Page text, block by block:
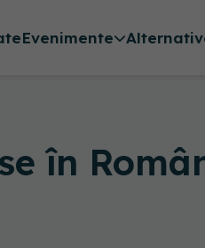
Evenimente
în